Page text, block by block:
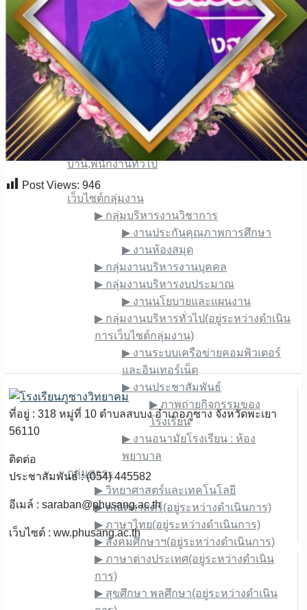
▶︎ กลุ่มสาระภาษาไทย
▶︎ กลุ่มสาระสังคมฯ
▶︎ กลุ่มสาระภาษาต่างประเทศ
▶︎ กลุ่มสาระสุขศึกษาและพลศึกษา
▶︎ กลุ่มสาระดนตรีและนาฏศิลป์
▶︎ กลุ่มสาระการงานอาชีพ
▶︎ ครูแนะแนว
▶︎ เจ้าหน้าที่ประจำสำนักงาน , ลูกจ้างประจำ
▶︎ เจ้าหน้าที่รักษาความปลอดภัย, แม่
บ้าน,พนักงานทั่วไป
เว็บไซต์ภายใน
เว็บไซต์กลุ่มงาน
▶︎ กลุ่มบริหารงานวิชาการ
▶︎ งานประกันคุณภาพการศึกษา
▶︎ งานห้องสมุด
▶︎ กลุ่มงานบริหารงานบุคคล
▶︎ กลุ่มงานบริหารงบประมาณ
▶︎ งานนโยบายและแผนงาน
▶︎ กลุ่มงานบริหารทั่วไป(อยู่ระหว่างดำเนิน
การเว็บไซต์กลุ่มงาน)
▶︎ งานระบบเครือข่ายคอมพิวเตอร์
และอินเทอร์เน็ต
▶︎ งานประชาสัมพันธ์
▶︎ ภาพถ่ายกิจกรรมของ
โรงเรียน
▶︎ งานอนามัยโรงเรียน : ห้อง
พยาบาล
กลุ่มสาระ
▶︎ วิทยาศาสตร์และเทคโนโลยี
▶︎ คณิตศาสตร์(อยู่ระหว่างดำเนินการ)
▶︎ ภาษาไทย(อยู่ระหว่างดำเนินการ)
▶︎ สังคมศึกษาฯ(อยู่ระหว่างดำเนินการ)
▶︎ ภาษาต่างประเทศ(อยู่ระหว่างดำเนิน
การ)
▶︎ สุขศึกษา พลศึกษา(อยู่ระหว่างดำเนิน
Post Views: 946
ที่อยู่ : 318 หมู่ที่ 10 ตำบลสบบง อำเภอภูซาง จังหวัดพะเยา
56110
ติดต่อ
ประชาสัมพันธ์ : (054) 445582
อีเมล์ : saraban@phusang.ac.th
เว็บไซต์ : ww.phusang.ac.th